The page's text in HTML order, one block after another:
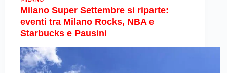
Milano Super Settembre si riparte:
eventi tra Milano Rocks, NBA e
Starbucks e Pausini